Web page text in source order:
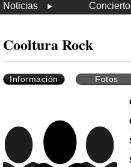
Noticias
Cooltura Rock
Información Fotos